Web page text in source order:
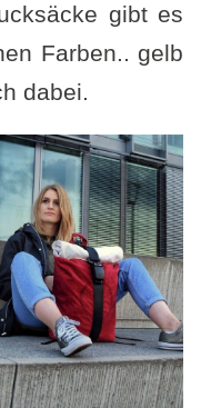
gibt es
Farben.. gelb
dabei.